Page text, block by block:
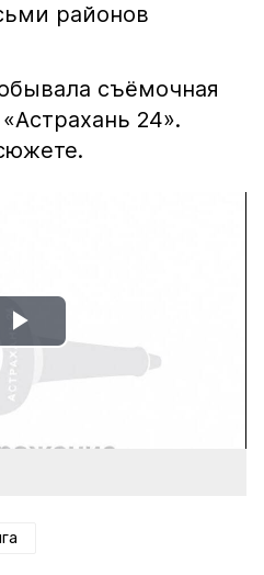
районов
съёмочная
24».
Play
Video